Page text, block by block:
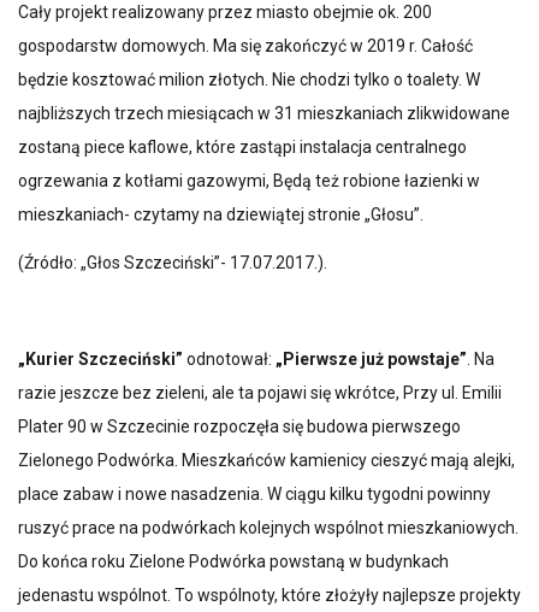
Cały projekt realizowany przez miasto obejmie ok. 200
gospodarstw domowych. Ma się zakończyć w 2019 r. Całość
będzie kosztować milion złotych. Nie chodzi tylko o toalety. W
najbliższych trzech miesiącach w 31 mieszkaniach zlikwidowane
zostaną piece kaflowe, które zastąpi instalacja centralnego
ogrzewania z kotłami gazowymi, Będą też robione łazienki w
mieszkaniach- czytamy na dziewiątej stronie „Głosu”.
(Źródło: „Głos Szczeciński”- 17.07.2017.).
„Kurier Szczeciński” odnotował: „Pierwsze już powstaje” . Na
razie jeszcze bez zieleni, ale ta pojawi się wkrótce, Przy ul. Emilii
Plater 90 w Szczecinie rozpoczęła się budowa pierwszego
Zielonego Podwórka. Mieszkańców kamienicy cieszyć mają alejki,
place zabaw i nowe nasadzenia. W ciągu kilku tygodni powinny
ruszyć prace na podwórkach kolejnych wspólnot mieszkaniowych.
Do końca roku Zielone Podwórka powstaną w budynkach
jedenastu wspólnot. To wspólnoty, które złożyły najlepsze projekty